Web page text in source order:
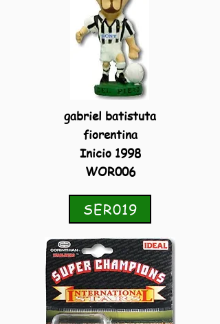
gabriel batistuta
fiorentina
Inicio 1998
WOR006
SER019